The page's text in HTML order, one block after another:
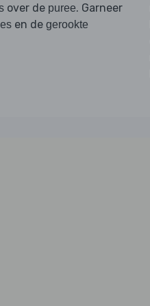
over de puree. Garneer
en de gerookte